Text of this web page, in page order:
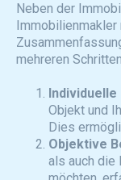
Neben der
mehreren
Objekt und
Dies
Objektive
als auch die